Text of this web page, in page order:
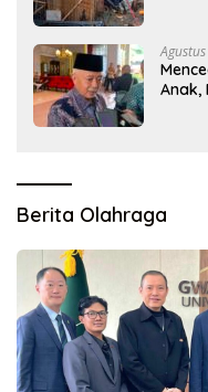
Anak,
Berita Olahraga